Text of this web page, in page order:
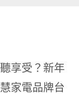
享受？新年
家電品牌台